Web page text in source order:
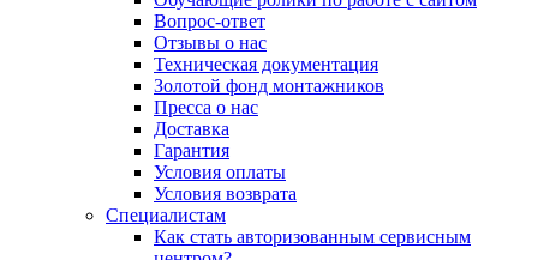
Вопрос-ответ
Отзывы о нас
Техническая документация
Золотой фонд монтажников
Пресса о нас
Доставка
Гарантия
Условия оплаты
Условия возврата
Специалистам
Как стать авторизованным сервисным